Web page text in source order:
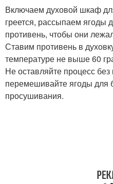
Включаем духовой шкаф
греется, рассыпаем ягоды
противень, чтобы они
Ставим противень в
температуре не выше 60
Не оставляйте процесс
перемешивайте ягоды для
просушивания.